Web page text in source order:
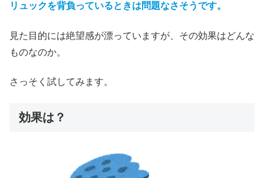
リュックを背負っているときは問題なさそうです。
見た目的には絶望感が漂っていますが、その効果はどんな
ものなのか。
さっそく試してみます。
効果は？